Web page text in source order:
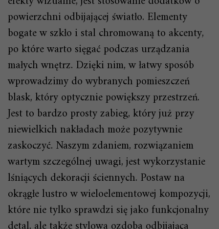
powierzchni odbijającej światło. Elementy
bogate w szkło i stal chromowaną to akcenty,
po które warto sięgać podczas urządzania
małych wnętrz. Dzięki nim, w łatwy sposób
wprowadzimy do wybranych pomieszczeń
blask, który optycznie powiększy przestrzeń.
Jest to bardzo prosty zabieg, który już przy
niewielkich nakładach może pozytywnie
zaskoczyć. Naszym zdaniem, rozwiązaniem
wartym szczególnej uwagi, jest wykorzystanie
lśniących dekoracji ściennych. Postaw na
okrągłe lustro w wieloelementowej kompozycji,
które nie tylko sprawdzi się jako funkcjonalny